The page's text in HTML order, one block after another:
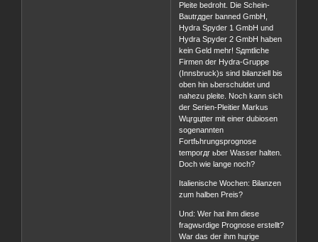
Pleite bedroht. Die Schein-
Bautrдger banned GmbH,
Hydra Spyder 1 GmbH und
Hydra Spyder 2 GmbH haben
kein Geld mehr! Sдmtliche
Firmen der Hydra-Gruppe
(Innsbruck)s sind bilanziell bis
oben hin ьberschuldet und
nahezu pleite. Noch kann sich
der Serien-Pleitier Markus
Wцrgцtter mit einer dubiosen
sogenannten
Fortfьhrungsprognose
temporдr ьber Wasser halten.
Doch wie lange noch?
Italienische Wochen: Bilanzen
zum halben Preis?
Und: Wer hat ihm diese
fragwьrdige Prognose erstellt?
War das der ihm hцrige